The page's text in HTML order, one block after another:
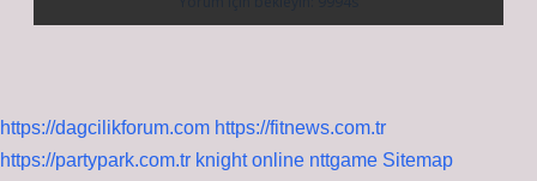
https://dagcilikforum.com https://fitnews.com.tr
https://partypark.com.tr knight online nttgame Sitemap